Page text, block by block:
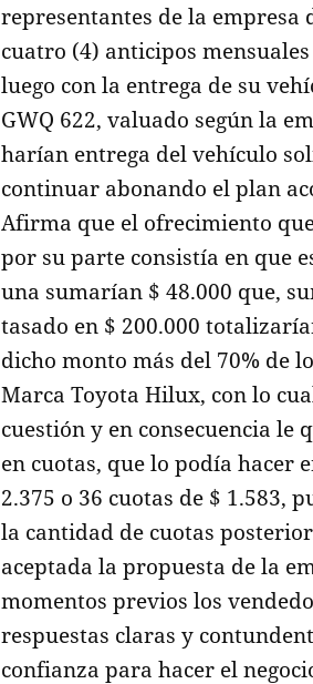
representantes de la
cuatro (4) anticipos
luego con la entrega de su
GWQ 622, valuado según la
harían entrega del vehículo
continuar abonando el plan
Afirma que el ofrecimiento
por su parte consistía en que
una sumarían $ 48.000 que,
tasado en $ 200.000
dicho monto más del 70% de
Marca Toyota Hilux, con lo
cuestión y en consecuencia le
en cuotas, que lo podía hacer
2.375 o 36 cuotas de $ 1.583,
la cantidad de cuotas
aceptada la propuesta de la
momentos previos los
respuestas claras y
confianza para hacer el